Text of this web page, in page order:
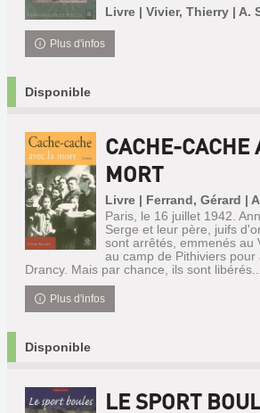
Livre | Vivier, Thierry | A.
Plus d'infos
Disponible
CACHE-CACHE
MORT
Livre | Ferrand, Gérard |
Paris, le 16 juillet 1942.
Serge et leur père, juifs
sont arrêtés, emmenés au
au camp de Pithiviers
Drancy. Mais par chance, ils sont libérés....
Plus d'infos
Disponible
LE SPORT